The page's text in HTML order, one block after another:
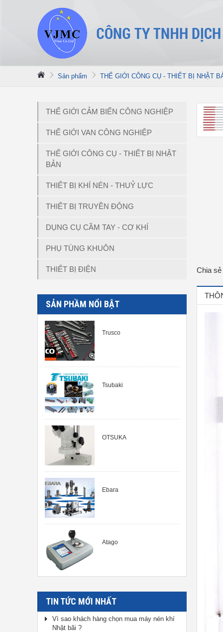
Sản phẩm THẾ GIỚI CÔNG CỤ - THIẾT BỊ NHẬT
THẾ GIỚI CẢM BIẾN CÔNG NGHIỆP
THẾ GIỚI VAN CÔNG NGHIỆP
THẾ GIỚI CÔNG CỤ - THIẾT BỊ NHẬT
BẢN
THIẾT BỊ KHÍ NÉN - THUỶ LỰC
THIẾT BỊ TRUYỀN ĐỘNG
DỤNG CỤ CẦM TAY - CƠ KHÍ
PHỤ TÙNG KHUÔN
THIẾT BỊ ĐIỆN
SẢN PHẦM NỔI BẬT
Trusco
Tsubaki
OTSUKA
Ebara
Atago
TIN TỨC MỚI NHẤT
Vì sao khách hàng chọn mua máy nén khí
Nhật bãi ?
Chia